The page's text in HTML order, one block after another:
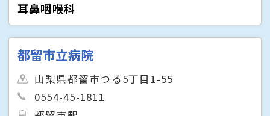
耳鼻咽喉科
都留市立病院
山梨県都留市つる5丁目1-55
0554-45-1811